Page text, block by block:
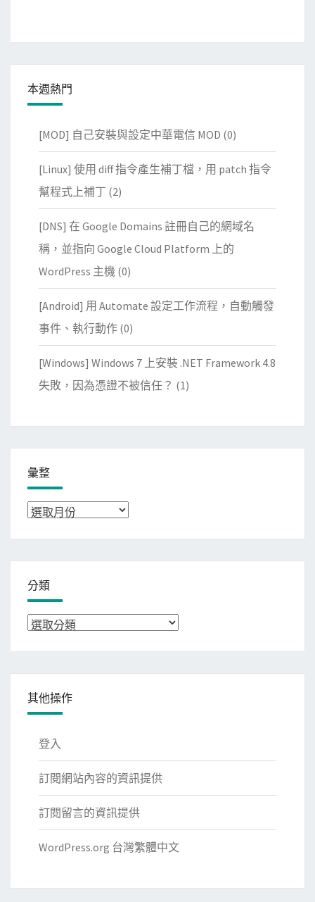
本週熱門
[MOD] 自己安裝與設定中華電信 MOD (0)
[Linux] 使用 diff 指令產生補丁檔，用 patch 指令
幫程式上補丁 (2)
[DNS] 在 Google Domains 註冊自己的網域名
稱，並指向 Google Cloud Platform 上的
WordPress 主機 (0)
[Android] 用 Automate 設定工作流程，自動觸發
事件、執行動作 (0)
[Windows] Windows 7 上安裝 .NET Framework 4.8
失敗，因為憑證不被信任？ (1)
彙整
彙
分類
分
其他操作
登入
訂閱網站內容的資訊提供
訂閱留言的資訊提供
WordPress.org 台灣繁體中文